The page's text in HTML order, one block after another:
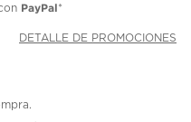
PayPal*
DETALLE DE PROMOCIONES